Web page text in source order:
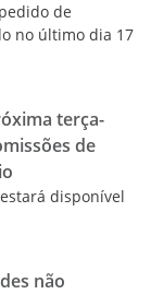
de
no último dia 17
terça-
de
disponível
não